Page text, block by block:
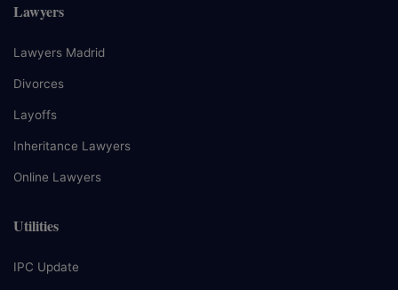
Lawyers
Lawyers Madrid
Divorces
Layoffs
Inheritance Lawyers
Online Lawyers
Utilities
IPC Update